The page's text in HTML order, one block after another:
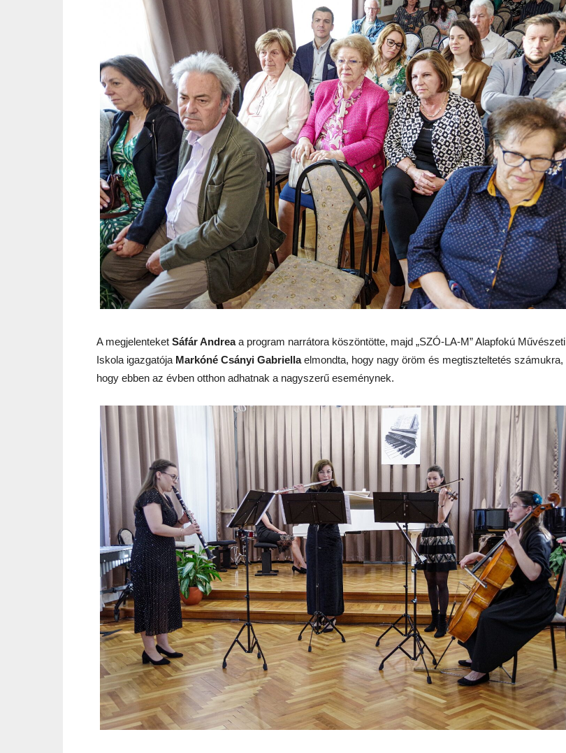
A megjelenteket Sáfár Andreaa program narrátora köszöntötte, majd „SZÓ-LA-M” Alapfokú Művészeti
Iskola igazgatója Markóné Csányi Gabriellaelmondta, hogy nagy öröm és megtiszteltetés számukra,
hogy ebben az évben otthon adhatnak a nagyszerű eseménynek.